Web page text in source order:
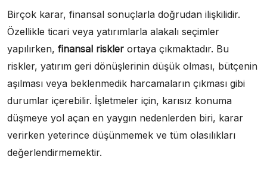
Birçok karar, finansal sonuçlarla doğrudan ilişkilidir.
Özellikle ticari veya yatırımlarla alakalı seçimler
yapılırken, finansal riskler ortaya çıkmaktadır. Bu
riskler, yatırım geri dönüşlerinin düşük olması, bütçenin
aşılması veya beklenmedik harcamaların çıkması gibi
durumlar içerebilir. İşletmeler için, karısız konuma
düşmeye yol açan en yaygın nedenlerden biri, karar
verirken yeterince düşünmemek ve tüm olasılıkları
değerlendirmemektir.